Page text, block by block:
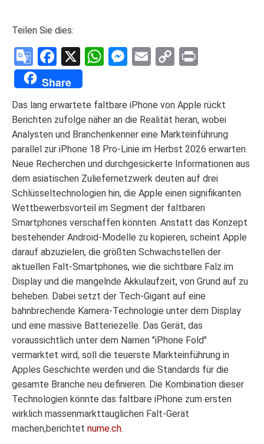
Teilen Sie dies:
Google
Translate
Facebook
X WhatsApp
Messenger
Email
Copy
Share
Das lang erwartete faltbare iPhone von Apple rückt
Berichten zufolge näher an die Realität heran, wobei
Analysten und Branchenkenner eine Markteinführung
parallel zur iPhone 18 Pro-Linie im Herbst 2026 erwarten.
Neue Recherchen und durchgesickerte Informationen aus
dem asiatischen Zuliefernetzwerk deuten auf drei
Schlüsseltechnologien hin, die Apple einen signifikanten
Wettbewerbsvorteil im Segment der faltbaren
Smartphones verschaffen könnten. Anstatt das Konzept
bestehender Android-Modelle zu kopieren, scheint Apple
darauf abzuzielen, die größten Schwachstellen der
aktuellen Falt-Smartphones, wie die sichtbare Falz im
Display und die mangelnde Akkulaufzeit, von Grund auf zu
beheben. Dabei setzt der Tech-Gigant auf eine
bahnbrechende Kamera-Technologie unter dem Display
und eine massive Batteriezelle. Das Gerät, das
voraussichtlich unter dem Namen "iPhone Fold"
vermarktet wird, soll die teuerste Markteinführung in
Apples Geschichte werden und die Standards für die
gesamte Branche neu definieren. Die Kombination dieser
Technologien könnte das faltbare iPhone zum ersten
wirklich massenmarkttauglichen Falt-Gerät
machen,berichtet nume.ch.